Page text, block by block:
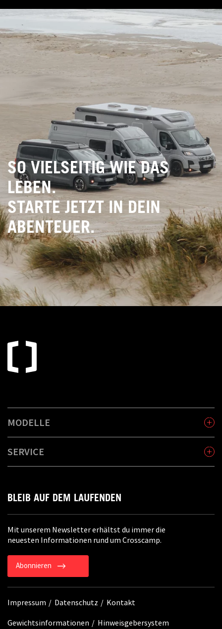
SO VIELSEITIG WIE DAS
LEBEN.
STARTE JETZT IN DEIN
ABENTEUER.
MODELLE
SERVICE
BLEIB AUF DEM LAUFENDEN
Mit unserem Newsletter erhältst du immer die
neuesten Informationen rund um Crosscamp.
Abonnieren
Impressum Datenschutz Kontakt
Gewichtsinformationen Hinweisgebersystem